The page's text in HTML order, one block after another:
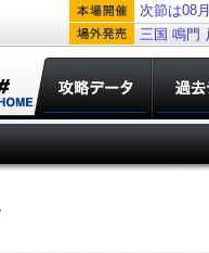
次節は08
三国 鳴門